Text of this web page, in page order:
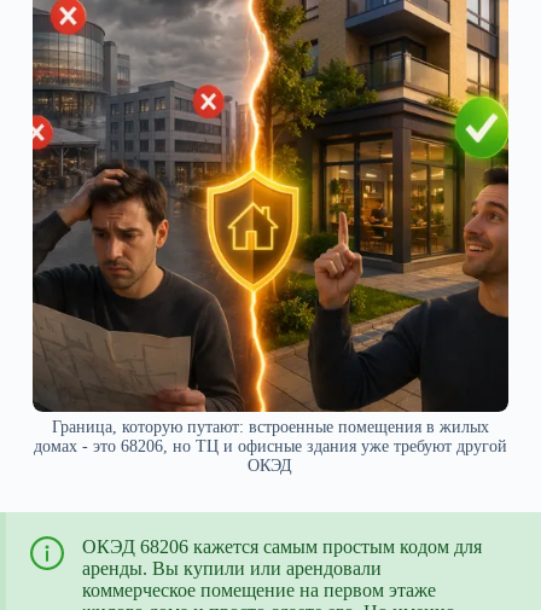
Граница, которую путают: встроенные помещения в жилых
домах - это 68206, но ТЦ и офисные здания уже требуют другой
ОКЭД
ОКЭД 68206 кажется самым простым кодом для
аренды. Вы купили или арендовали
коммерческое помещение на первом этаже